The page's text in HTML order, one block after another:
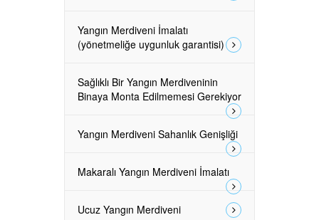
Yangın Merdiveni İmalatı
(yönetmeliğe uygunluk garantisi)
Sağlıklı Bir Yangın Merdiveninin
Binaya Monta Edilmemesi Gerekiyor
Yangın Merdiveni Sahanlık Genişliği
Makaralı Yangın Merdiveni İmalatı
Ucuz Yangın Merdiveni